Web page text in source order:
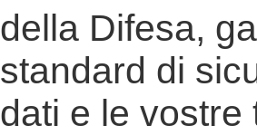
della Difesa,
standard di
dati e le vostre